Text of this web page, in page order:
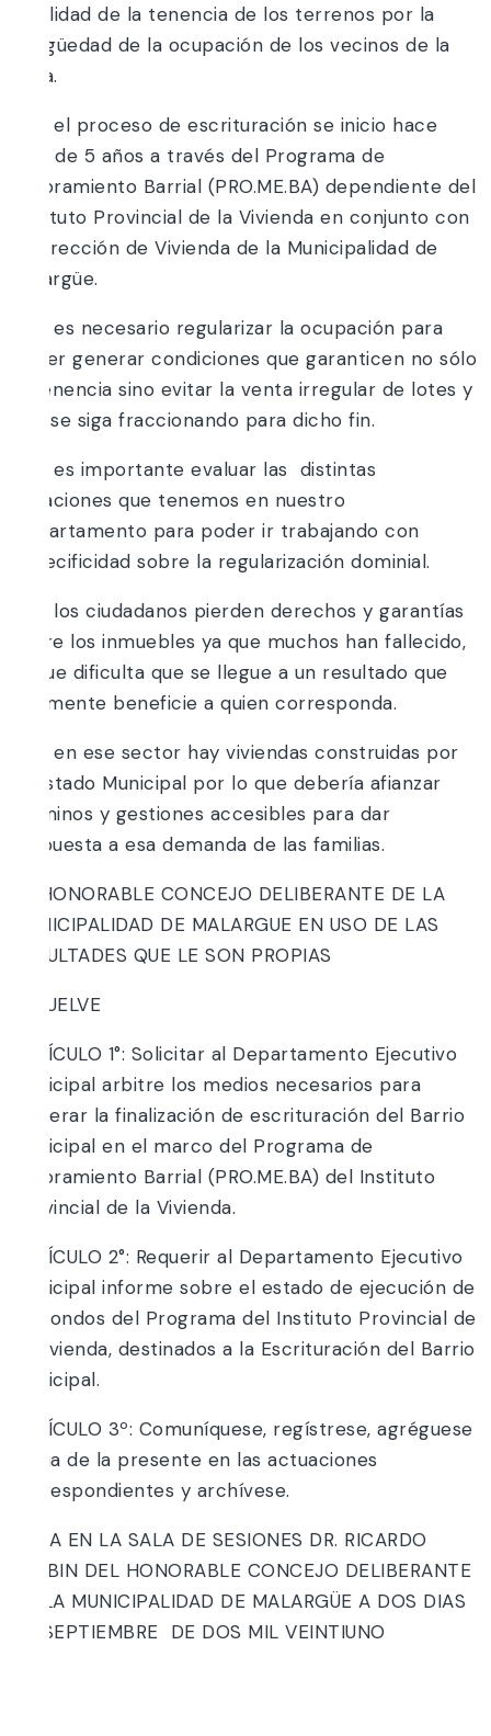
legalidad de la tenencia de los terrenos por la
antigüedad de la ocupación de los vecinos de la
zona.
Que el proceso de escrituración se inicio hace
mas de 5 años a través del Programa de
Mejoramiento Barrial (PRO.ME.BA) dependiente del
Instituto Provincial de la Vivienda en conjunto con
la Dirección de Vivienda de la Municipalidad de
Malargüe.
Que es necesario regularizar la ocupación para
poder generar condiciones que garanticen no sólo
la tenencia sino evitar la venta irregular de lotes y
que se siga fraccionando para dicho fin.
Que es importante evaluar las distintas
situaciones que tenemos en nuestro
Departamento para poder ir trabajando con
especificidad sobre la regularización dominial.
Que los ciudadanos pierden derechos y garantías
sobre los inmuebles ya que muchos han fallecido,
lo que dificulta que se llegue a un resultado que
realmente beneficie a quien corresponda.
Que en ese sector hay viviendas construidas por
el Estado Municipal por lo que debería afianzar
términos y gestiones accesibles para dar
respuesta a esa demanda de las familias.
EL HONORABLE CONCEJO DELIBERANTE DE LA
MUNICIPALIDAD DE MALARGUE EN USO DE LAS
FACULTADES QUE LE SON PROPIAS
RESUELVE
ARTÍCULO 1°: Solicitar al Departamento Ejecutivo
Municipal arbitre los medios necesarios para
acelerar la finalización de escrituración del Barrio
Municipal en el marco del Programa de
Mejoramiento Barrial (PRO.ME.BA) del Instituto
Provincial de la Vivienda.
ARTÍCULO 2°: Requerir al Departamento Ejecutivo
Municipal informe sobre el estado de ejecución de
los fondos del Programa del Instituto Provincial de
la Vivienda, destinados a la Escrituración del Barrio
Municipal.
ARTÍCULO 3º: Comuníquese, regístrese, agréguese
copia de la presente en las actuaciones
correspondientes y archívese.
DADA EN LA SALA DE SESIONES DR. RICARDO
BALBIN DEL HONORABLE CONCEJO DELIBERANTE
DE LA MUNICIPALIDAD DE MALARGÜE A DOS DIAS
DE SEPTIEMBRE DE DOS MIL VEINTIUNO